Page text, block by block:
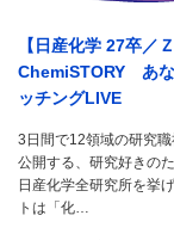
【日産化学 27卒／
ChemiSTORY あ
ッチングLIVE
3日間で12領域の研究
公開する、研究好きの
日産化学全研究所を挙
トは「化…